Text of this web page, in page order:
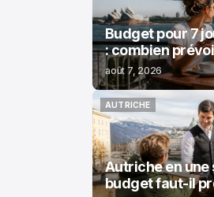
Budget pour 7
: combien
août 7, 2026
AUTRICHE
AUTRICHE
Autriche en une
budget faut-il